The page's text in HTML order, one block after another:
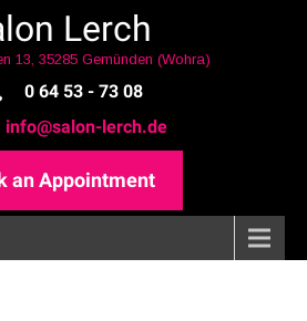
Lerch
13, 35285 Gemünden (Wohra)
0 64 53 - 73 08
info@salon-lerch.de
an Appointment